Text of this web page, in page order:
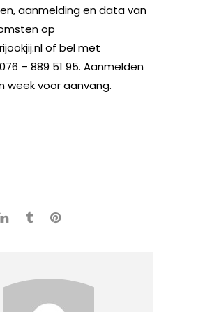
aanmelding en data van
op
of bel met
– 889 51 95. Aanmelden
week voor aanvang.